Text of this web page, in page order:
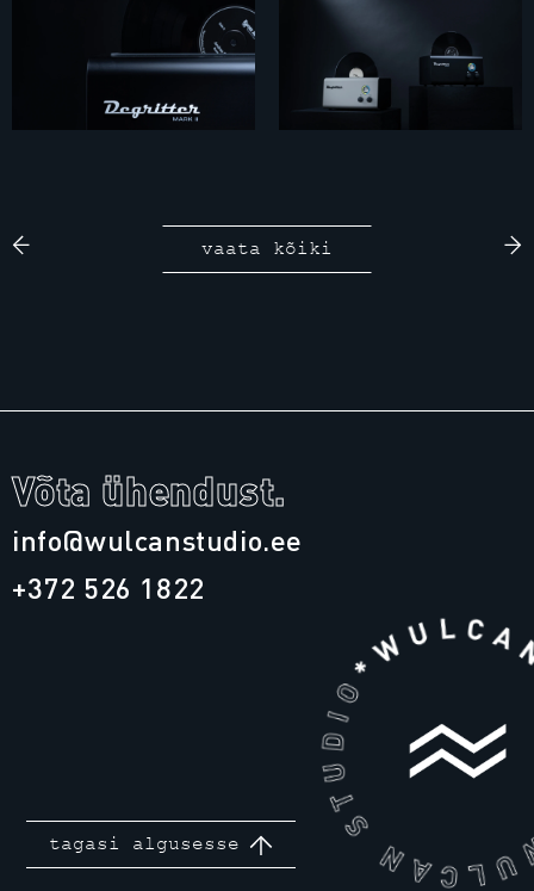
vaata kõiki
Võta ühendust.
info@wulcanstudio.ee
+372 526 1822
tagasi algusesse